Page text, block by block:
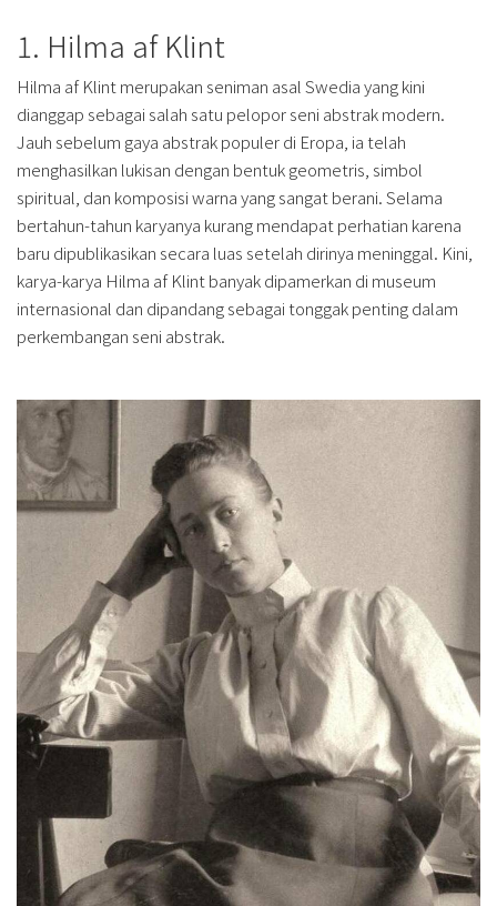
1. Hilma af Klint
Hilma af Klint merupakan seniman asal Swedia yang kini
dianggap sebagai salah satu pelopor seni abstrak modern.
Jauh sebelum gaya abstrak populer di Eropa, ia telah
menghasilkan lukisan dengan bentuk geometris, simbol
spiritual, dan komposisi warna yang sangat berani. Selama
bertahun-tahun karyanya kurang mendapat perhatian karena
baru dipublikasikan secara luas setelah dirinya meninggal. Kini,
karya-karya Hilma af Klint banyak dipamerkan di museum
internasional dan dipandang sebagai tonggak penting dalam
perkembangan seni abstrak.